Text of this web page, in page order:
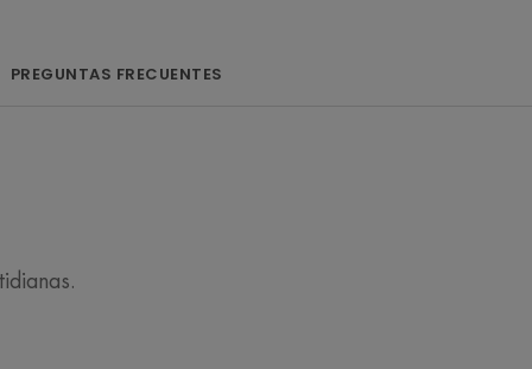
del Agua Termal de Avène y
PREGUNTAS FRECUENTES